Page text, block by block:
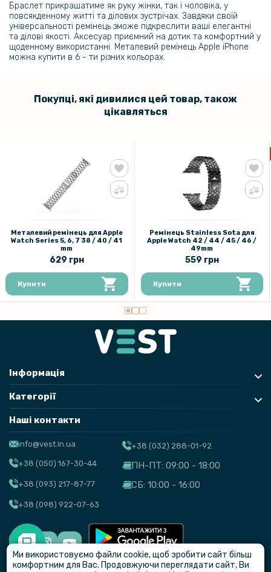
Браслет прикрашатиме як руку жінки, так і чоловіка, у
повсякденному житті та ділових зустрічах. Завдяки своїй
універсальності ремінець зможе підкреслити ваші елегантні
та ділові якості. Аксесуар приємний на дотик та комфортний у
щоденному використанні. Металевий ремінець Apple iPhone
можна купити в 6 - ти різних кольорах.
Покупці, які дивилися цей товар, також
цікавляться
Металевий ремінець для Apple
Watch Series 5, 6, 7 38 / 40 / 41
mm
629 грн
Купити
Ремінець Stainless Sota для
Apple Watch 42 / 44 / 45 / 46 /
49mm
559 грн
Купити
Інформація
Категорії
Наші контакти
info@vest.in.ua
+38 (050) 167-30-44
+38 (093) 217-87-77
+38 (098) 922-07-63
+38 (032) 288-01-92
ПН-ПТ: 09:00 - 18:00
СБ: 10:00 - 16:00
© VEST
Ми використовуємо файли cookie, щоб зробити сайт більш
комфортним для Вас. Продовжуючи переглядати сайт, Ви